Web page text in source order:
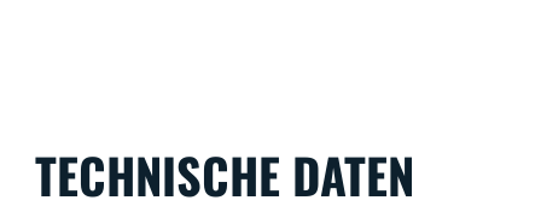
TECHNISCHE DATEN